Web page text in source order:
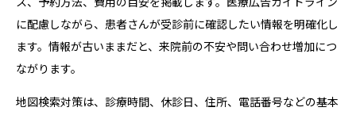
に配慮しながら、患者さんが受診前に確認したい情報を明確化し
ます。情報が古いままだと、来院前の不安や問い合わせ増加につ
ながります。
地図検索対策は、診療時間、休診日、住所、電話番号などの基本